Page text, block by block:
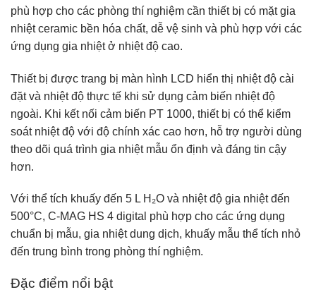
phù hợp cho các phòng thí nghiệm cần thiết bị có mặt gia
nhiệt ceramic bền hóa chất, dễ vệ sinh và phù hợp với các
ứng dụng gia nhiệt ở nhiệt độ cao.
Thiết bị được trang bị màn hình LCD hiển thị nhiệt độ cài
đặt và nhiệt độ thực tế khi sử dụng cảm biến nhiệt độ
ngoài. Khi kết nối cảm biến PT 1000, thiết bị có thể kiểm
soát nhiệt độ với độ chính xác cao hơn, hỗ trợ người dùng
theo dõi quá trình gia nhiệt mẫu ổn định và đáng tin cậy
hơn.
Với thể tích khuấy đến 5 L H₂O và nhiệt độ gia nhiệt đến
500°C, C-MAG HS 4 digital phù hợp cho các ứng dụng
chuẩn bị mẫu, gia nhiệt dung dịch, khuấy mẫu thể tích nhỏ
đến trung bình trong phòng thí nghiệm.
Đặc điểm nổi bật